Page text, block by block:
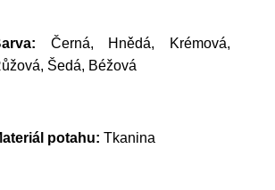
Černá, Hnědá, Krémová,
Šedá, Béžová
potahu: Tkanina